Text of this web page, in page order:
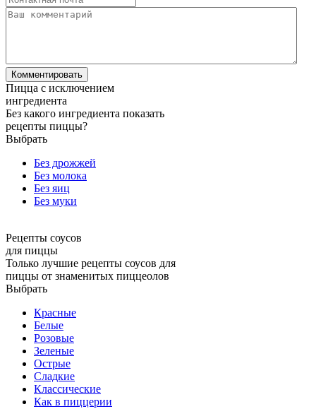
Пицца с исключением
ингредиента
Без какого ингредиента показать
рецепты пиццы?
Выбрать
Без дрожжей
Без молока
Без яиц
Без муки
Рецепты соусов
для пиццы
Только лучшие рецепты соусов для
пиццы от знаменитых пиццеолов
Выбрать
Красные
Белые
Розовые
Зеленые
Острые
Сладкие
Классические
Как в пиццерии